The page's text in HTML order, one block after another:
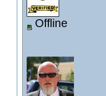
Offline